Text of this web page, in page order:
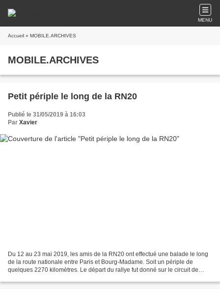
MENU
Accueil » MOBILE.ARCHIVES
MOBILE.ARCHIVES
Petit périple le long de la RN20
Publié le 31/05/2019 à 16:03
Par Xavier
Du 12 au 23 mai 2019, les amis de la RN20 ont effectué une balade le long
de la route nationale entre Paris et Bourg-Madame. Soit un périple de
quelques 2270 kilomètres. Le départ du rallye fut donné sur le circuit de